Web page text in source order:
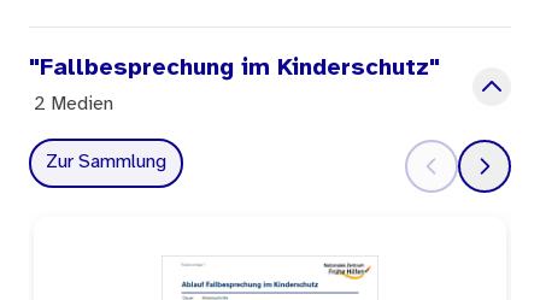
"Fallbesprechung im Kinderschutz"
2 Medien
Zur Sammlung